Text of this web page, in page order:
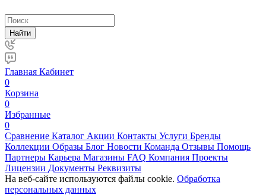
Найти
Главная Кабинет
0
Корзина
0
Избранные
0
Сравнение Каталог Акции Контакты Услуги Бренды
Коллекции Образы Блог Новости Команда Отзывы Помощь
Партнеры Карьера Магазины FAQ Компания Проекты
Лицензии Документы Реквизиты
На веб-сайте используются файлы cookie. Обработка
персональных данных